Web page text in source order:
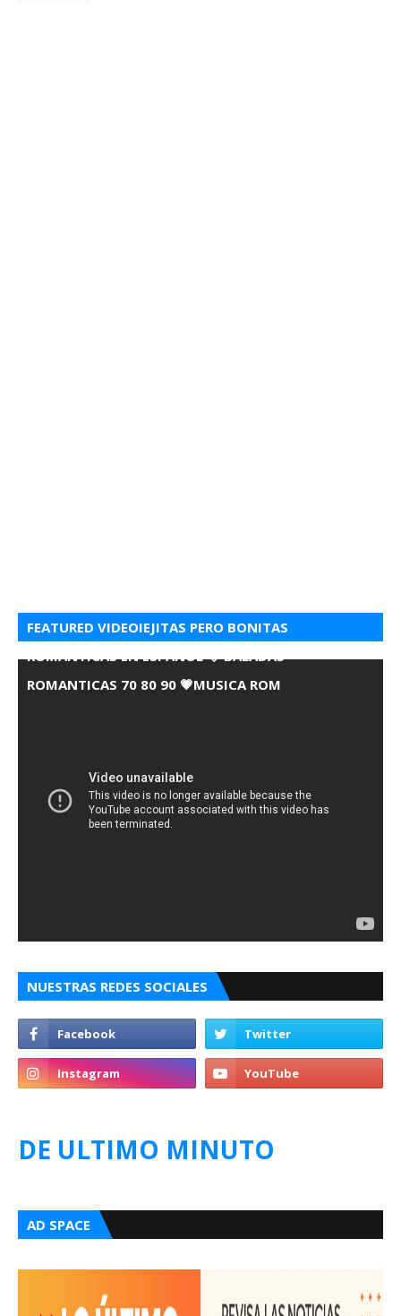
FEATURED VIDEOIEJITAS PERO BONITAS
ROMANTICAS EN ESPANOL 💘 BALADAS
ROMANTICAS 70 80 90 💗MUSICA ROM
NUESTRAS REDES SOCIALES
DE ULTIMO MINUTO
AD SPACE